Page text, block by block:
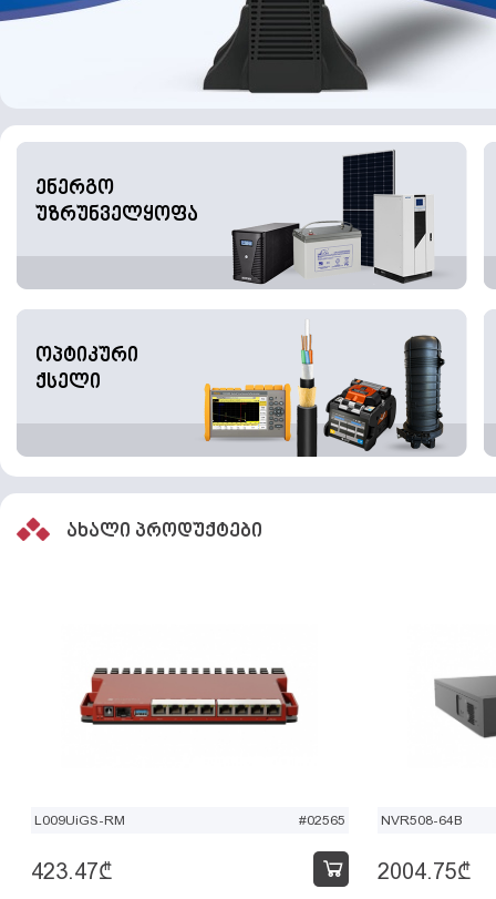
ენერგო
უზრუნველყოფა
ოპტიკური
ქსელი
ახალი პროდუქტები
L009UiGS-RM #02565
423.47₾
NVR508-64B
2004.75₾